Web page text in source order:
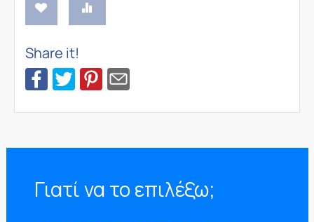
Share it!
Γιατί να το επιλέξω;